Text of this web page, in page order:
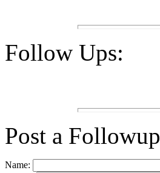
Follow Ups:
Post a Followup
Name: